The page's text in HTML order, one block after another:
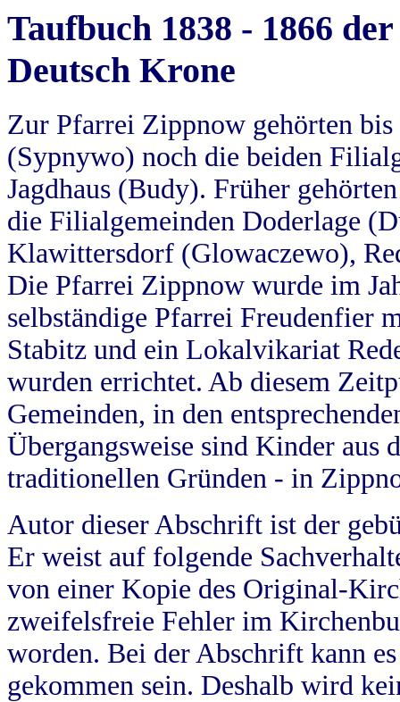
Taufbuch 1838 - 1866
Deutsch Krone
Zur Pfarrei Zippnow gehörten
(Sypnywo) noch die beiden
Jagdhaus (Budy). Früher
die Filialgemeinden Doderlage
Klawittersdorf (Glowaczewo),
Die Pfarrei Zippnow wurde im
selbständige Pfarrei Freudenfier
Stabitz und ein Lokalvikariat
wurden errichtet. Ab diesem
Gemeinden, in den
Übergangsweise sind Kinder aus
traditionellen Gründen - in
Autor dieser Abschrift ist der
Er weist auf folgende
von einer Kopie des Original-
zweifelsfreie Fehler im
worden. Bei der Abschrift kann
gekommen sein. Deshalb wird